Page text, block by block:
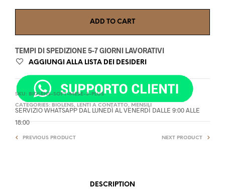
ADD TO CART
TEMPI DI SPEDIZIONE 5-7 GIORNI LAVORATIVI
SERVIZIO WHATSAPP DAL LUNEDÌ AL VENERDÌ DALLE 9:00 ALLE
18:00
AGGIUNGI ALLA LISTA DEI DESIDERI
SKU: BIOLENS-SOFT-MESE-3-PLUS
CATEGORIES: BIOLENS, LENTI A CONTATTO, MENSILI
PREVIOUS PRODUCT NEXT PRODUCT
DESCRIPTION